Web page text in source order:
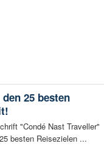
25 besten
"Condé Nast Traveller"
besten Reisezielen ...